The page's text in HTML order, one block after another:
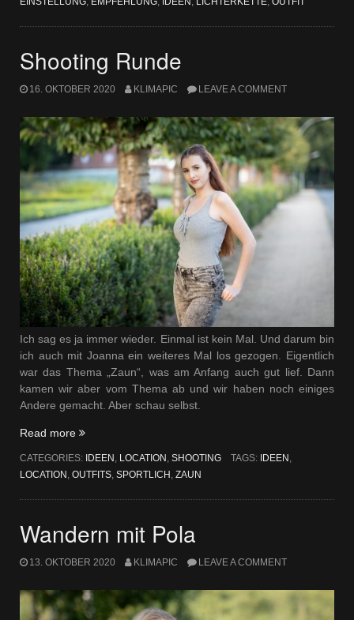
Shooting Runde
16. OKTOBER 2020 KLIMAPIC LEAVE A COMMENT
Ich sag es ja immer wieder. Einmal ist kein Mal. Und darum bin
ich auch mit Joanna ein weiteres Mal los gezogen. Eigentlich
war das Thema „Zaun“, was am Anfang auch gut lief. Dann
kamen wir aber vom Thema ab und wir haben noch einiges
Andere gemacht. Aber schau selbst.
Read more „Shooting
CATEGORIES: IDEEN LOCATION SHOOTING TAGS: IDEEN
LOCATION OUTFITS SPORTLICH ZAUN
Wandern mit Pola
13. OKTOBER 2020 KLIMAPIC LEAVE A COMMENT